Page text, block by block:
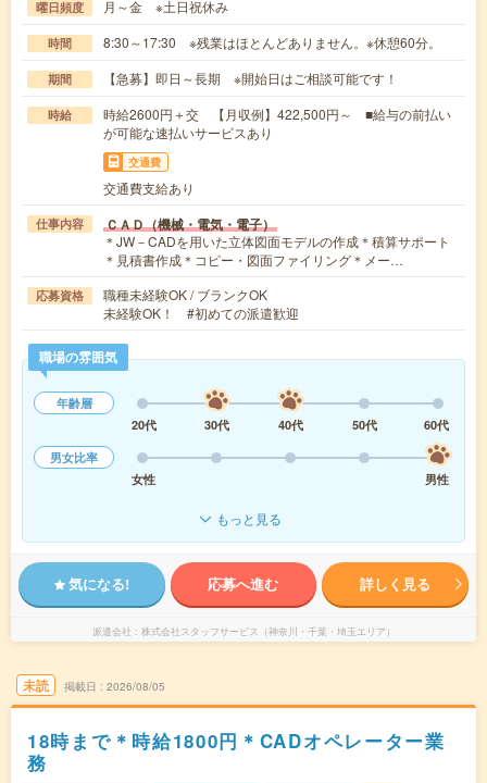
曜日頻度 月～金 ※土日祝休み
時間 8:30～17:30 ※残業はほとんどありません。※休憩60分。
期間 【急募】即日～長期 ※開始日はご相談可能です！
時給
時給2600円＋交 【月収例】422,500円～ ■給与の前払い
が可能な速払いサービスあり
交通費
交通費支給あり
仕事内容 ＣＡＤ（機械・電気・電子）
＊JW－CADを用いた立体図面モデルの作成＊積算サポート
＊見積書作成＊コピー・図面ファイリング＊メー…
応募資格
職種未経験OK / ブランクOK
未経験OK！ #初めての派遣歓迎
職場の雰囲気
年齢層
20代
30代 40代 50代
60代
男女比率
女性
男性
もっと見る
気になる! 応募へ進む 詳しく見る
派遣会社 株式会社スタッフサービス（神奈川・千葉・埼玉エリア）
未読 掲載日 2026/08/05
18時まで＊時給1800円＊CADオペレーター業
務